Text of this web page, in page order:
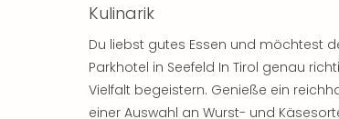
Kulinarik
Du liebst gutes Essen und möchtest
Parkhotel in Seefeld In Tirol genau
Vielfalt begeistern. Genieße ein
einer Auswahl an Wurst- und